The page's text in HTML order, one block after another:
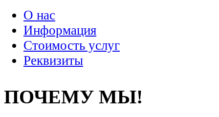
О нас
Информация
Стоимость услуг
Реквизиты
ПОЧЕМУ МЫ!